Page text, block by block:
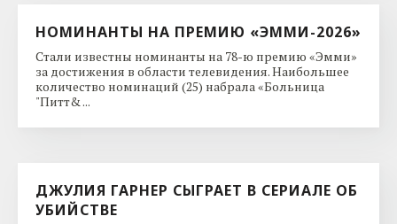
НОМИНАНТЫ НА ПРЕМИЮ «ЭММИ-2026»
Стали известны номинанты на 78-ю премию «Эмми»
за достижения в области телевидения. Наибольшее
количество номинаций (25) набрала «Больница
"Питт& ...
ДЖУЛИЯ ГАРНЕР СЫГРАЕТ В СЕРИАЛЕ ОБ
УБИЙСТВЕ